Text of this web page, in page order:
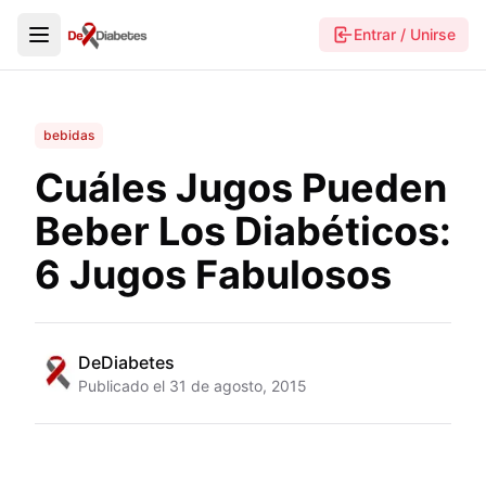
Entrar / Unirse
bebidas
Cuáles Jugos Pueden
Beber Los Diabéticos:
6 Jugos Fabulosos
DeDiabetes
Publicado el 31 de agosto, 2015